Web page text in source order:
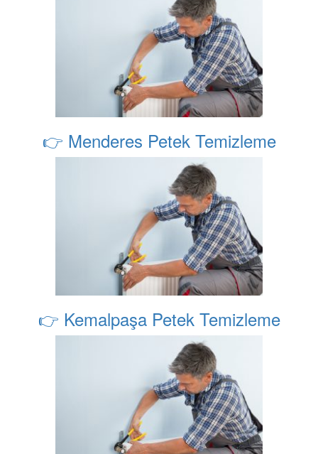
👉 Menderes Petek Temizleme
👉 Kemalpaşa Petek Temizleme